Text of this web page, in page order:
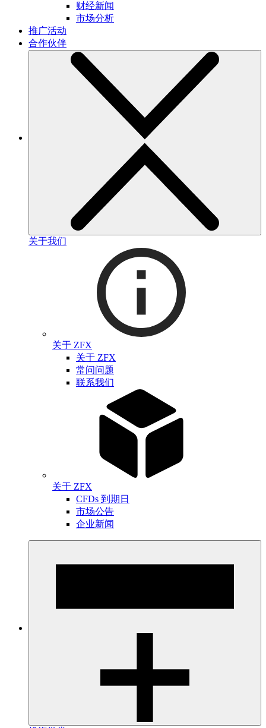
财经新闻
市场分析
推广活动
合作伙伴
关于我们
关于 ZFX
关于 ZFX
常问问题
联系我们
关于 ZFX
CFDs 到期日
市场公告
企业新闻